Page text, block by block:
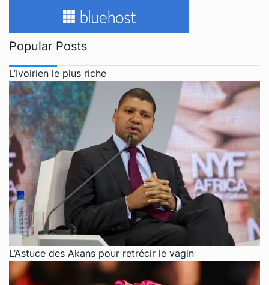
Popular Posts
L’Ivoirien le plus riche
L’Astuce des Akans pour retrécir le vagin